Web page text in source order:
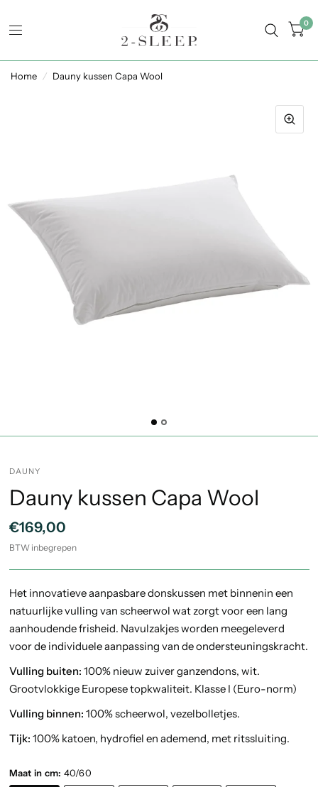
0
Home / Dauny kussen Capa Wool
DAUNY
Dauny kussen Capa Wool
€169,00
BTW inbegrepen
Het innovatieve aanpasbare donskussen met binnenin een
natuurlijke vulling van scheerwol wat zorgt voor een lang
aanhoudende frisheid. Navulzakjes worden meegeleverd
voor de individuele aanpassing van de ondersteuningskracht.
Vulling buiten: 100% nieuw zuiver ganzendons, wit.
Grootvlokkige Europese topkwaliteit. Klasse I (Euro-norm)
Vulling binnen: 100% scheerwol, vezelbolletjes.
Tijk: 100% katoen, hydrofiel en ademend, met ritssluiting.
Maat in cm: 40/60